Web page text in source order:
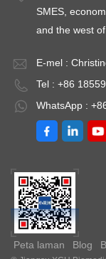
SMES,
and the west
E-mel :
Tel : +86
WhatsApp :
Peta laman Blog